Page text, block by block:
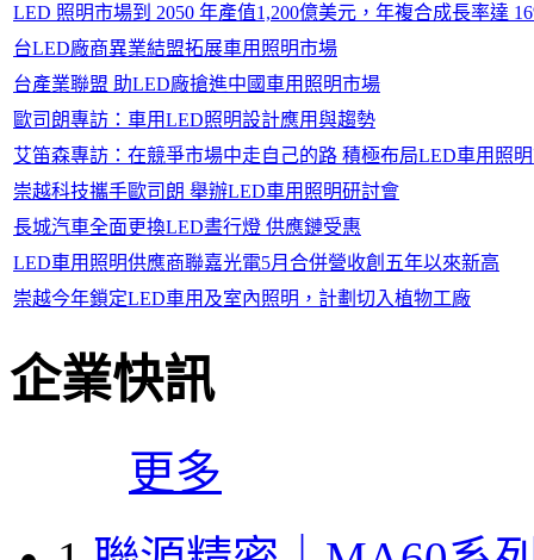
LED 照明市場到 2050 年產值1,200億美元，年複合成長率達
台LED廠商異業結盟拓展車用照明市場
台產業聯盟 助LED廠搶進中國車用照明市場
歐司朗專訪：車用LED照明設計應用與趨勢
艾笛森專訪：在競爭市場中走自己的路 積極布局LED車用照
崇越科技攜手歐司朗 舉辦LED車用照明研討會
長城汽車全面更換LED晝行燈 供應鏈受惠
LED車用照明供應商聯嘉光電5月合併營收創五年以來新高
崇越今年鎖定LED車用及室內照明，計劃切入植物工廠
企業快訊
更多